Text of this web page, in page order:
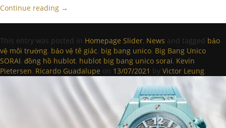
Continue reading →
This entry was posted in Homepage Slider, News and tagged bảo
vệ môi trường, bảo vệ tê giác, big bang unico, Big Bang Unico
SORAI, đồng hồ hublot, hublot big bang unico sorai, Kevin
Pietersen, Ricardo Guadalupe on 13/07/2021 by Victor Leung.